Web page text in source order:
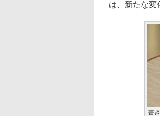
は、新たな変
書